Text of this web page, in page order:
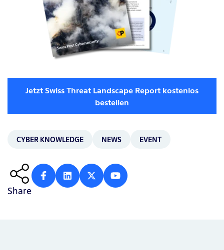
Share
Jetzt Swiss Threat Landscape Report kostenlos
bestellen
CYBER KNOWLEDGE NEWS EVENT